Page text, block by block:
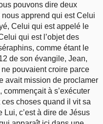
pouvons dire deux
apprend qui est Celui
Celui qui est appelé le
qui est l’objet des
comme étant le
de son évangile, Jean,
pouvaient croire parce
avait mission de proclamer
commençait à s’exécuter
choses quand il vit sa
Lui, c’est à dire de Jésus